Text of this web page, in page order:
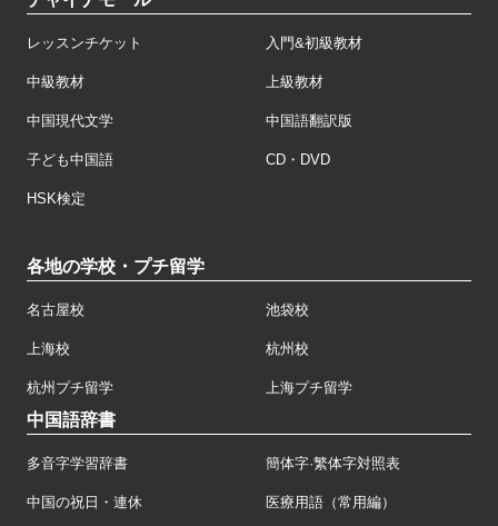
レッスンチケット 入門&初級教材
中級教材 上級教材
中国現代文学 中国語翻訳版
子ども中国語 CD・DVD
HSK検定
各地の学校・プチ留学
名古屋校 池袋校
上海校 杭州校
杭州プチ留学 上海プチ留学
中国語辞書
多音字学習辞書 簡体字·繁体字対照表
中国の祝日・連休 医療用語（常用編）